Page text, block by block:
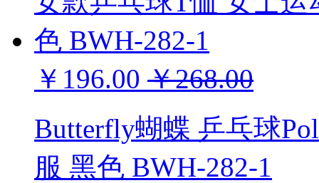
￥196.00 ￥268.00
Butterfly蝴蝶 乒乓球
服 黑色 BWH-282-1